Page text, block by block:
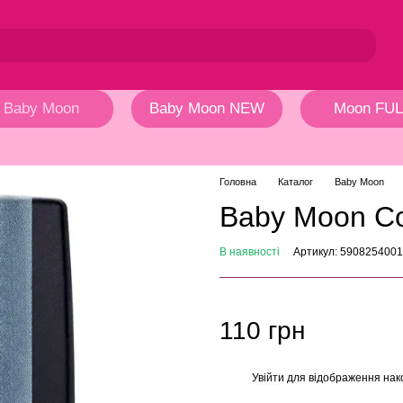
Baby Moon Baby Moon NEW Moon
Головна Каталог Baby Moon
Baby Moon
В наявності Артикул:
110 грн
Увійти для відображення